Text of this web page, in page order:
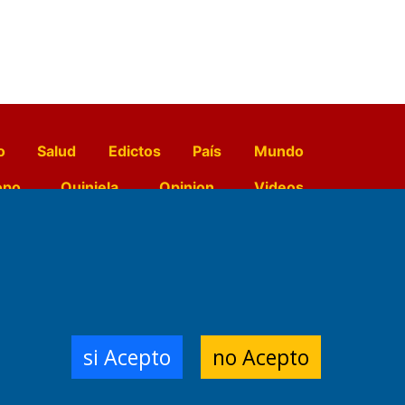
Salud Edictos País
Mundo
Quiniela Opinion
Videos
Impresora:
si Acepto no Acepto